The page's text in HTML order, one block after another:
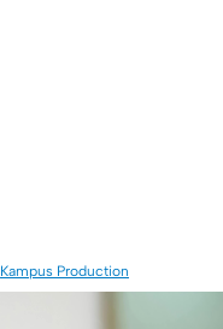
Kampus Production